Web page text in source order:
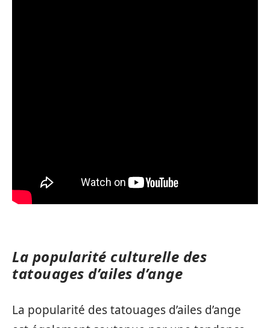
La popularité culturelle des
tatouages d’ailes d’ange
La popularité des tatouages d’ailes d’ange